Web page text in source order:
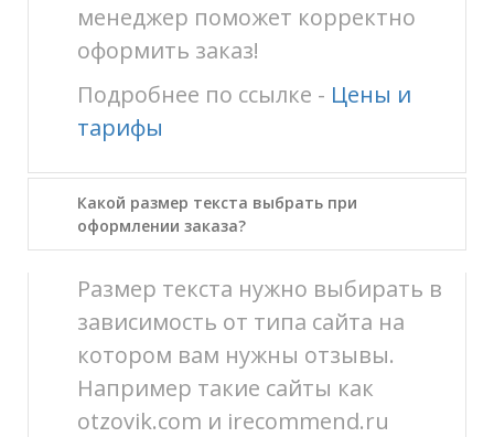
менеджер поможет корректно
оформить заказ!
Подробнее по ссылке - Цены и
тарифы
Какой размер текста выбрать при
оформлении заказа?
Размер текста нужно выбирать в
зависимость от типа сайта на
котором вам нужны отзывы.
Например такие сайты как
otzovik.com и irecommend.ru